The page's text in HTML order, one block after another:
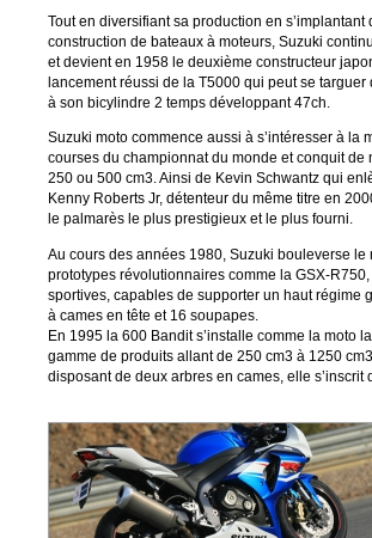
Tout en diversifiant sa production en
construction de bateaux à moteurs, Suzuki
et devient en 1958 le deuxième constructeur
lancement réussi de la T5000 qui peut se
à son bicylindre 2 temps développant 47ch.
Suzuki moto commence aussi à s’intéresser à la
courses du championnat du monde et conquit
250 ou 500 cm3. Ainsi de Kevin Schwantz qui
Kenny Roberts Jr, détenteur du même titre en
le palmarès le plus prestigieux et le plus fourni.
Au cours des années 1980, Suzuki bouleverse
prototypes révolutionnaires comme la GSX-
sportives, capables de supporter un haut régime
à cames en tête et 16 soupapes.
En 1995 la 600 Bandit s’installe comme la moto
gamme de produits allant de 250 cm3 à 1250
disposant de deux arbres en cames, elle